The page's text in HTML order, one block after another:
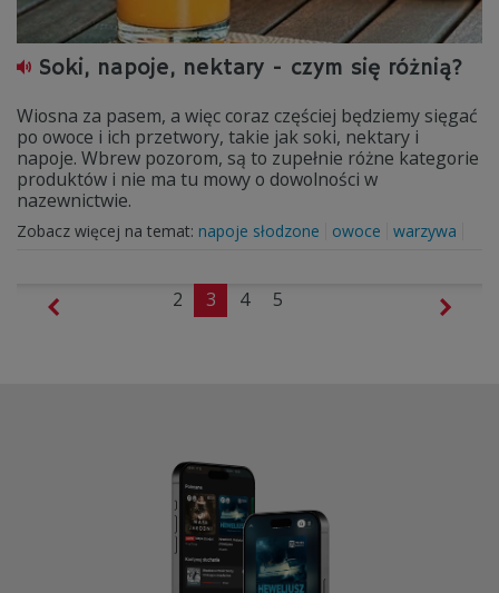
Soki, napoje, nektary - czym się różnią?
Wiosna za pasem, a więc coraz częściej będziemy sięgać
po owoce i ich przetwory, takie jak soki, nektary i
napoje. Wbrew pozorom, są to zupełnie różne kategorie
produktów i nie ma tu mowy o dowolności w
nazewnictwie.
Zobacz więcej na temat: napoje słodzone owoce warzywa
2 3 4 5